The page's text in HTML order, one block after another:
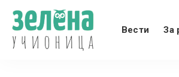
Вести За